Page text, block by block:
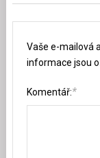
Vaše e-mailová
informace jsou
Komentář:*